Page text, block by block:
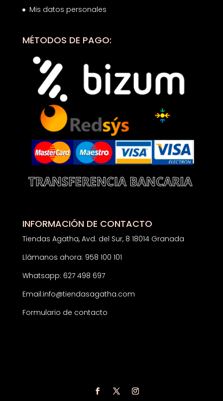
Mis datos personales
MÉTODOS DE PAGO:
INFORMACIÓN DE CONTACTO
Tiendas Agatha, Avd. del Sur, 8 18014 Granada
Llámanos ahora: 958 100 101
Whatsapp: 627 498 697
Email:info@tiendasagatha.com
Formulario de contacto